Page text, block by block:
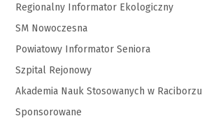
Regionalny Informator Ekologiczny
SM Nowoczesna
Powiatowy Informator Seniora
Szpital Rejonowy
Akademia Nauk Stosowanych w Raciborzu
Sponsorowane